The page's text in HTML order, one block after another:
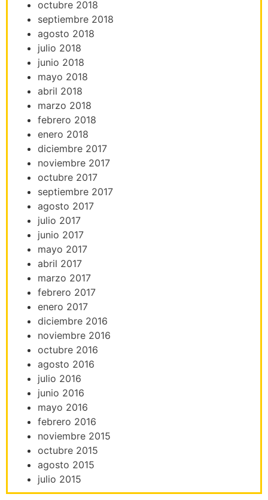
octubre 2018
septiembre 2018
agosto 2018
julio 2018
junio 2018
mayo 2018
abril 2018
marzo 2018
febrero 2018
enero 2018
diciembre 2017
noviembre 2017
octubre 2017
septiembre 2017
agosto 2017
julio 2017
junio 2017
mayo 2017
abril 2017
marzo 2017
febrero 2017
enero 2017
diciembre 2016
noviembre 2016
octubre 2016
agosto 2016
julio 2016
junio 2016
mayo 2016
febrero 2016
noviembre 2015
octubre 2015
agosto 2015
julio 2015